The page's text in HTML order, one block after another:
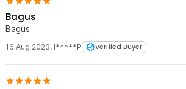
Bagus
Bagus
16 Aug 2023, I*****P Verified Buyer